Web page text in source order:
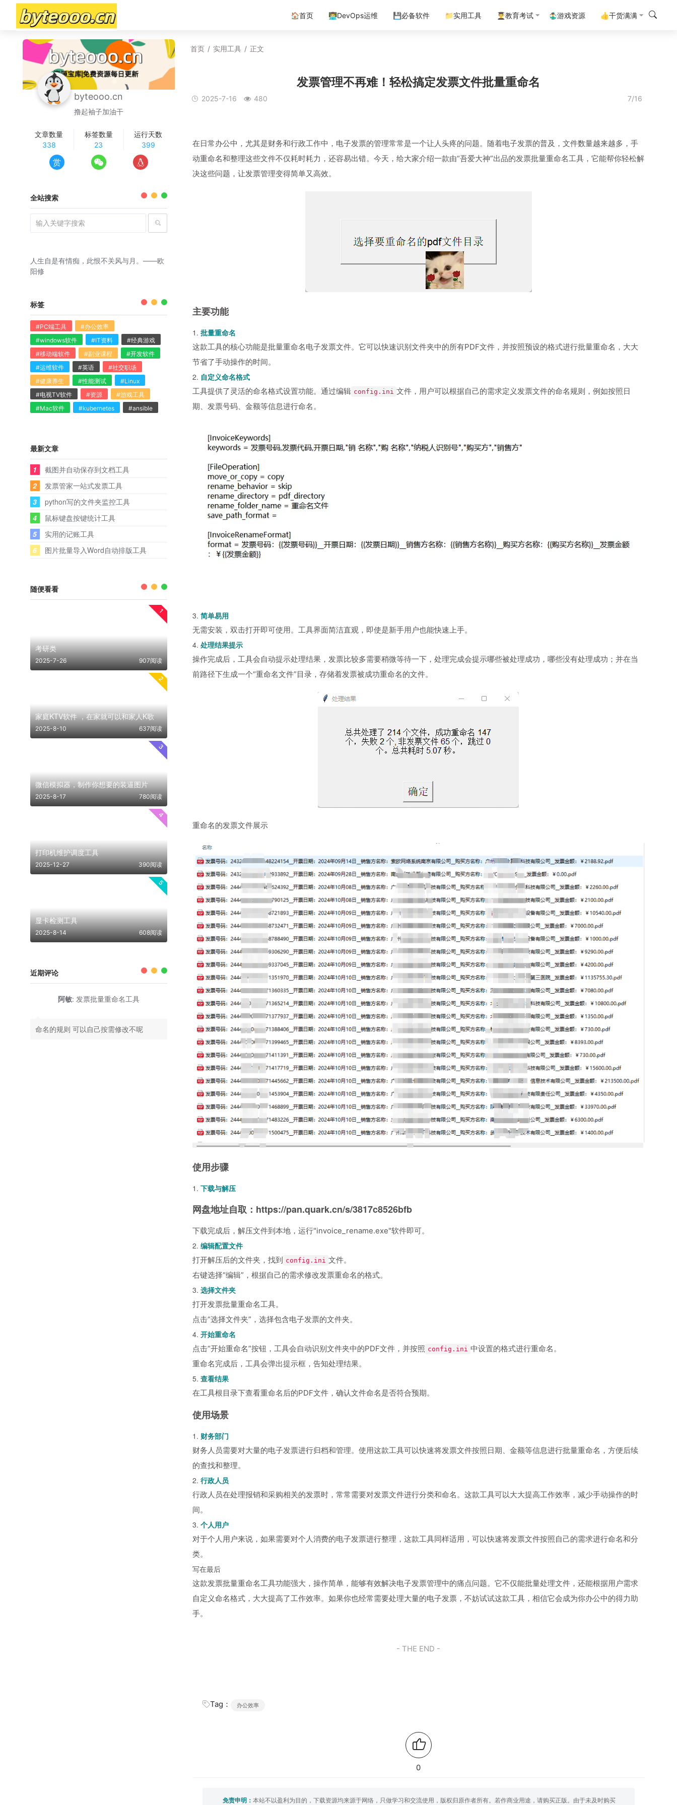
🏠首页 👨‍💻DevOps运维 💾必备软件 📁实用工具 👨‍🎓教育考试 🤹‍♂️游戏资源 👍干货满满
首页 / 实用工具 / 正文
发票管理不再难！轻松搞定发票文件批量重命名
2025-7-16 480 7/16
在日常办公中，尤其是财务和行政工作中，电子发票的管理常常是一个让人头疼的问题。随着电子发票的普及，文件数量越来越多，手
动重命名和整理这些文件不仅耗时耗力，还容易出错。今天，给大家介绍一款由“吾爱大神”出品的发票批量重命名工具，它能帮你轻松解
决这些问题，让发票管理变得简单又高效。
主要功能
1. 批量重命名
这款工具的核心功能是批量重命名电子发票文件。它可以快速识别文件夹中的所有PDF文件，并按照预设的格式进行批量重命名，大大
节省了手动操作的时间。
2. 自定义命名格式
工具提供了灵活的命名格式设置功能。通过编辑 config.ini 文件，用户可以根据自己的需求定义发票文件的命名规则，例如按照日
期、发票号码、金额等信息进行命名。
3. 简单易用
无需安装，双击打开即可使用。工具界面简洁直观，即使是新手用户也能快速上手。
4. 处理结果提示
操作完成后，工具会自动提示处理结果，发票比较多需要稍微等待一下，处理完成会提示哪些被处理成功，哪些没有处理成功；并在当
前路径下生成一个“重命名文件”目录，存储着发票被成功重命名的文件。
重命名的发票文件展示
使用步骤
1. 下载与解压
网盘地址自取： https://pan.quark.cn/s/3817c8526bfb
下载完成后，解压文件到本地，运行"invoice_rename.exe"软件即可。
2. 编辑配置文件
打开解压后的文件夹，找到 config.ini 文件。
右键选择“编辑”，根据自己的需求修改发票重命名的格式。
3. 选择文件夹
打开发票批量重命名工具。
点击“选择文件夹”，选择包含电子发票的文件夹。
4. 开始重命名
点击“开始重命名”按钮，工具会自动识别文件夹中的PDF文件，并按照 config.ini 中设置的格式进行重命名。
重命名完成后，工具会弹出提示框，告知处理结果。
5. 查看结果
在工具根目录下查看重命名后的PDF文件，确认文件命名是否符合预期。
使用场景
1. 财务部门
财务人员需要对大量的电子发票进行归档和管理。使用这款工具可以快速将发票文件按照日期、金额等信息进行批量重命名，方便后续
的查找和整理。
2. 行政人员
行政人员在处理报销和采购相关的发票时，常常需要对发票文件进行分类和命名。这款工具可以大大提高工作效率，减少手动操作的时
间。
3. 个人用户
对于个人用户来说，如果需要对个人消费的电子发票进行整理，这款工具同样适用，可以快速将发票文件按照自己的需求进行命名和分
类。
写在最后
这款发票批量重命名工具功能强大，操作简单，能够有效解决电子发票管理中的痛点问题。它不仅能批量处理文件，还能根据用户需求
自定义命名格式，大大提高了工作效率。如果你也经常需要处理大量的电子发票，不妨试试这款工具，相信它会成为你办公中的得力助
手。
- THE END -
Tag： 办公效率
0
免责申明： 本站不以盈利为目的，下载资源均来源于网络，只做学习和交流使用，版权归原作者所有。若作商业用途，请购买正版。由于未及时购买
byteooo.cn
撸起袖子加油干
文章数量
338
标签数量
23
运行天数
399
赏
全站搜索
人生自是有情痴，此恨不关风与月。——欧
阳修
标签
#PC端工具
#办公效率
#windows软件
#IT资料
#经典游戏
#移动端软件
#副业课程
#开发软件
#运维软件
#英语
#社交职场
#健康养生
#性能测试
#Linux
#电视TV软件
#资源
#游戏工具
#Mac软件
#kubernetes #ansible
最新文章
1
截图并自动保存到文档工具
2
发票管家一站式发票工具
3
python写的文件夹监控工具
4
鼠标键盘按键统计工具
5
实用的记账工具
6
图片批量导入Word自动排版工具
随便看看
1
考研类
2025-7-26 907阅读
2
家庭KTV软件 ，在家就可以和家人K歌
2025-8-10 637阅读
3
微信模拟器，制作你想要的装逼图片
2025-8-17 780阅读
4
打印机维护调度工具
2025-12-27 390阅读
5
显卡检测工具
2025-8-14 608阅读
近期评论
阿敏: 发票批量重命名工具
命名的规则 可以自己按需修改不呢